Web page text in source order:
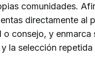
comunidades.
directamente al
o consejo, y
la selección